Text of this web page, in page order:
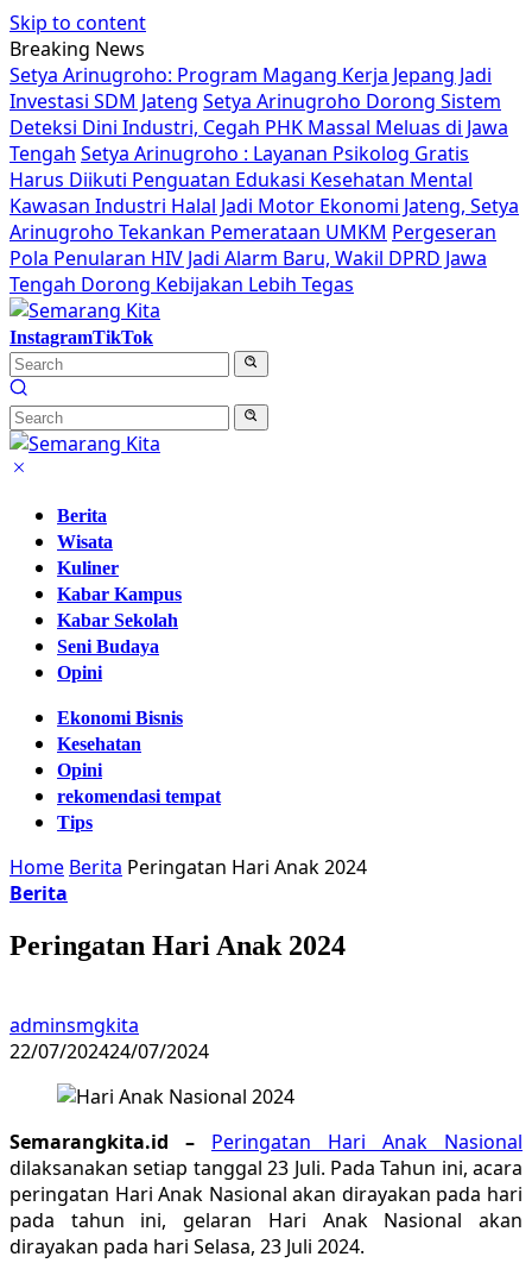
Skip to content
Breaking News
Setya Arinugroho: Program Magang Kerja Jepang Jadi
Investasi SDM Jateng Setya Arinugroho Dorong Sistem
Deteksi Dini Industri, Cegah PHK Massal Meluas di Jawa
Tengah Setya Arinugroho : Layanan Psikolog Gratis
Harus Diikuti Penguatan Edukasi Kesehatan Mental
Kawasan Industri Halal Jadi Motor Ekonomi Jateng, Setya
Arinugroho Tekankan Pemerataan UMKM Pergeseran
Pola Penularan HIV Jadi Alarm Baru, Wakil DPRD Jawa
Tengah Dorong Kebijakan Lebih Tegas
InstagramTikTok
Berita
Wisata
Kuliner
Kabar Kampus
Kabar Sekolah
Seni Budaya
Opini
Ekonomi Bisnis
Kesehatan
Opini
rekomendasi tempat
Tips
Home Berita Peringatan Hari Anak 2024
Berita
Peringatan Hari Anak 2024
adminsmgkita
22/07/202424/07/2024
Semarangkita.id – Peringatan Hari Anak Nasional
dilaksanakan setiap tanggal 23 Juli. Pada Tahun ini, acara
peringatan Hari Anak Nasional akan dirayakan pada hari
pada tahun ini, gelaran Hari Anak Nasional akan
dirayakan pada hari Selasa, 23 Juli 2024.